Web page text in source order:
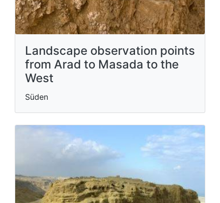
Landscape observation points
from Arad to Masada to the
West
Süden